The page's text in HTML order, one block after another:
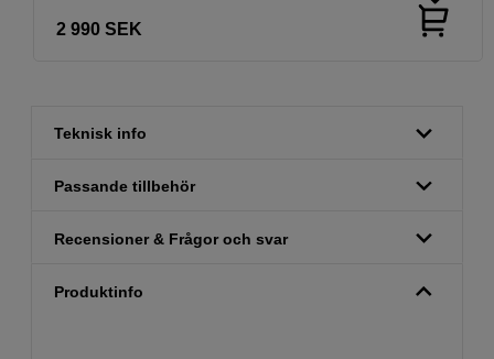
2 990 SEK
Teknisk info
Passande tillbehör
Recensioner & Frågor och svar
Produktinfo